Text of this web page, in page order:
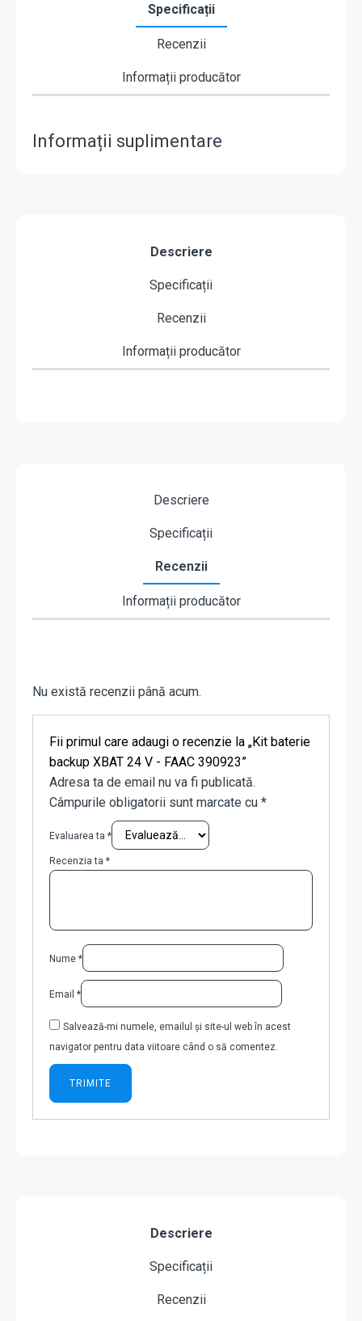
Specificații
Recenzii
Informații producător
Informații suplimentare
Descriere
Specificații
Recenzii
Informații producător
Descriere
Specificații
Recenzii
Informații producător
Nu există recenzii până acum.
Fii primul care adaugi o recenzie la „Kit baterie
backup XBAT 24 V - FAAC 390923”
Adresa ta de email nu va fi publicată.
Câmpurile obligatorii sunt marcate cu *
Evaluarea ta *
Recenzia ta *
Nume *
Email *
Salvează-mi numele, emailul și site-ul web în acest
navigator pentru data viitoare când o să comentez.
Descriere
Specificații
Recenzii